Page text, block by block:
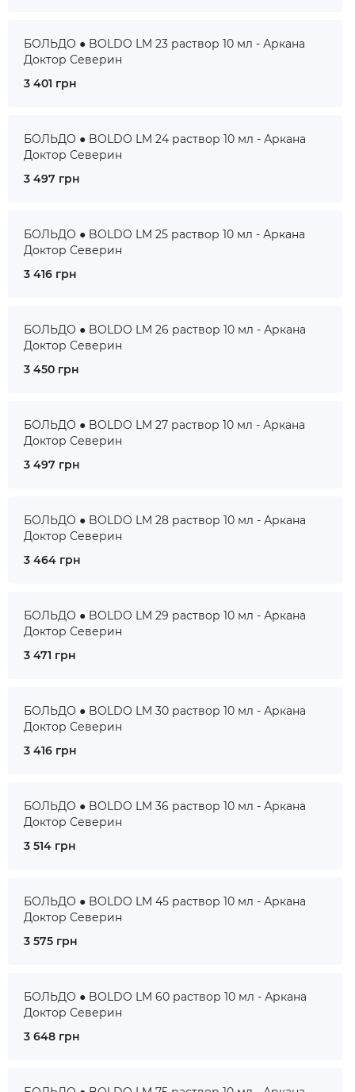
БОЛЬДО ● BOLDO LM 23 раствор 10 мл - Аркана
Доктор Северин
3 401 грн
БОЛЬДО ● BOLDO LM 24 раствор 10 мл - Аркана
Доктор Северин
3 497 грн
БОЛЬДО ● BOLDO LM 25 раствор 10 мл - Аркана
Доктор Северин
3 416 грн
БОЛЬДО ● BOLDO LM 26 раствор 10 мл - Аркана
Доктор Северин
3 450 грн
БОЛЬДО ● BOLDO LM 27 раствор 10 мл - Аркана
Доктор Северин
3 497 грн
БОЛЬДО ● BOLDO LM 28 раствор 10 мл - Аркана
Доктор Северин
3 464 грн
БОЛЬДО ● BOLDO LM 29 раствор 10 мл - Аркана
Доктор Северин
3 471 грн
БОЛЬДО ● BOLDO LM 30 раствор 10 мл - Аркана
Доктор Северин
3 416 грн
БОЛЬДО ● BOLDO LM 36 раствор 10 мл - Аркана
Доктор Северин
3 514 грн
БОЛЬДО ● BOLDO LM 45 раствор 10 мл - Аркана
Доктор Северин
3 575 грн
БОЛЬДО ● BOLDO LM 60 раствор 10 мл - Аркана
Доктор Северин
3 648 грн